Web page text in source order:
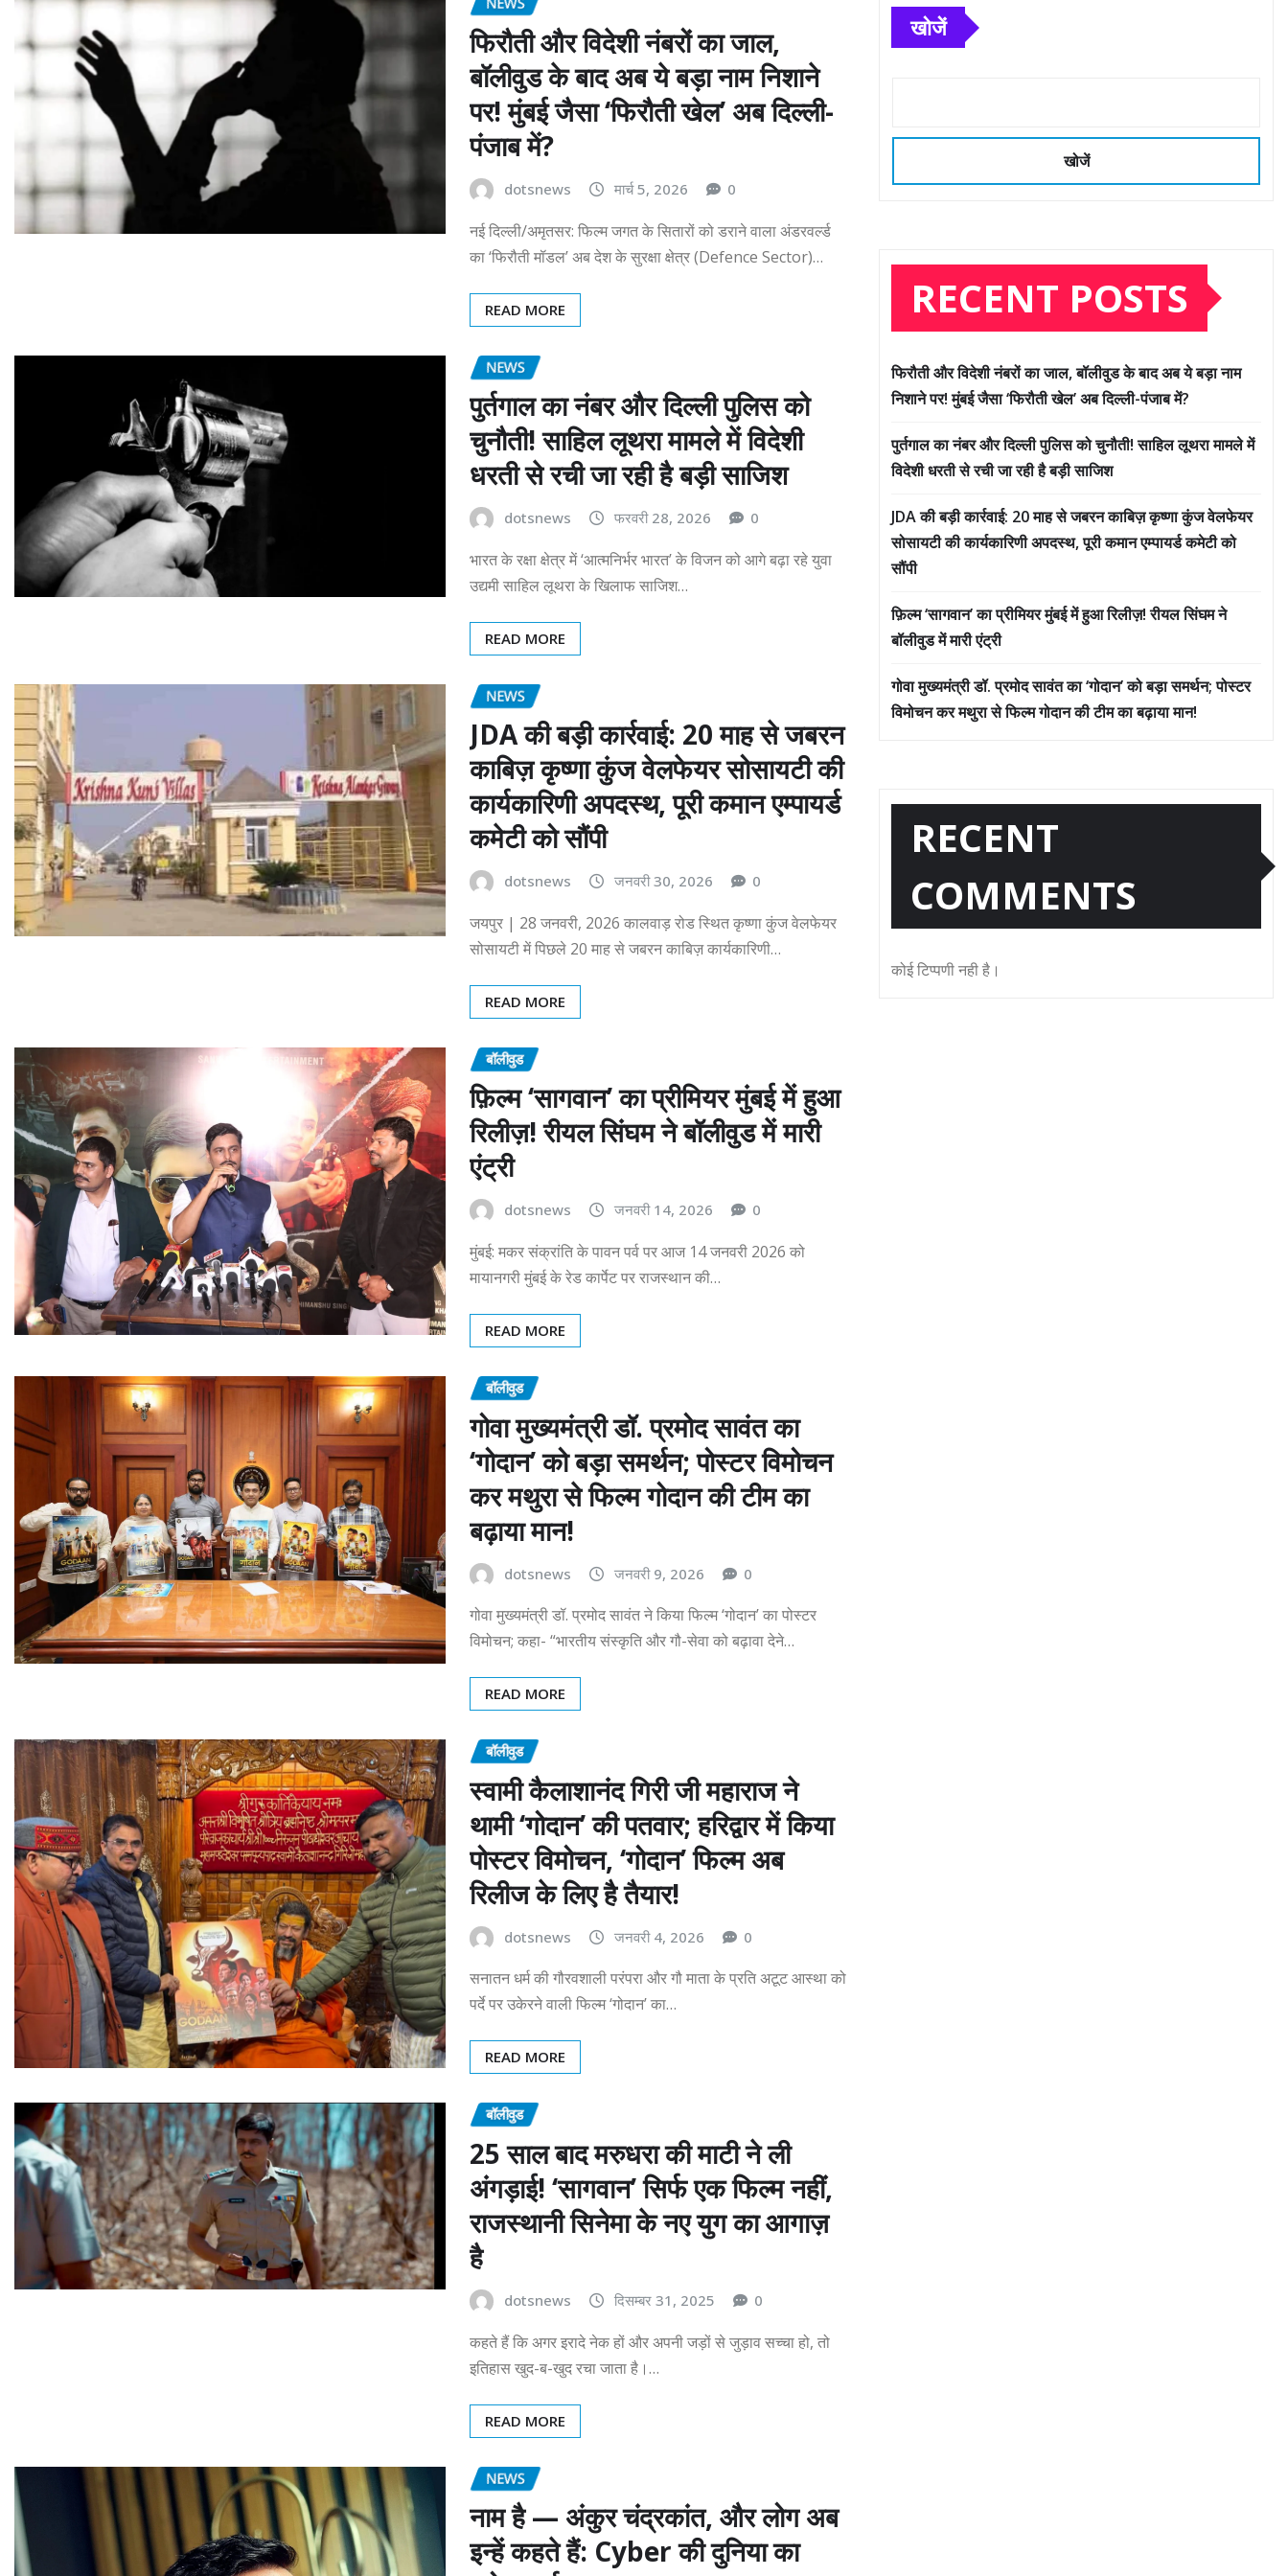
फिरौती और विदेशी नंबरों का जाल,
बॉलीवुड के बाद अब ये बड़ा नाम निशाने
पर! मुंबई जैसा ‘फिरौती खेल’ अब दिल्ली-
पंजाब में?
dotsnews मार्च 5, 2026 0
नई दिल्ली/अमृतसर: फिल्म जगत के सितारों को डराने वाला अंडरवर्ल्ड
का ‘फिरौती मॉडल’ अब देश के सुरक्षा क्षेत्र (Defence Sector)…
READ MORE
NEWS
पुर्तगाल का नंबर और दिल्ली पुलिस को
चुनौती! साहिल लूथरा मामले में विदेशी
धरती से रची जा रही है बड़ी साजिश
dotsnews फरवरी 28, 2026 0
भारत के रक्षा क्षेत्र में ‘आत्मनिर्भर भारत’ के विजन को आगे बढ़ा रहे युवा
उद्यमी साहिल लूथरा के खिलाफ साजिश…
READ MORE
NEWS
JDA की बड़ी कार्रवाई: 20 माह से जबरन
काबिज़ कृष्णा कुंज वेलफेयर सोसायटी की
कार्यकारिणी अपदस्थ, पूरी कमान एम्पायर्ड
कमेटी को सौंपी
dotsnews जनवरी 30, 2026 0
जयपुर | 28 जनवरी, 2026 कालवाड़ रोड स्थित कृष्णा कुंज वेलफेयर
सोसायटी में पिछले 20 माह से जबरन काबिज़ कार्यकारिणी…
READ MORE
बॉलीवुड
फ़िल्म ‘सागवान’ का प्रीमियर मुंबई में हुआ
रिलीज़! रीयल सिंघम ने बॉलीवुड में मारी
एंट्री
dotsnews जनवरी 14, 2026 0
मुंबई: मकर संक्रांति के पावन पर्व पर आज 14 जनवरी 2026 को
मायानगरी मुंबई के रेड कार्पेट पर राजस्थान की…
READ MORE
बॉलीवुड
गोवा मुख्यमंत्री डॉ. प्रमोद सावंत का
‘गोदान’ को बड़ा समर्थन; पोस्टर विमोचन
कर मथुरा से फिल्म गोदान की टीम का
बढ़ाया मान!
dotsnews जनवरी 9, 2026 0
गोवा मुख्यमंत्री डॉ. प्रमोद सावंत ने किया फिल्म ‘गोदान’ का पोस्टर
विमोचन; कहा- “भारतीय संस्कृति और गौ-सेवा को बढ़ावा देने…
READ MORE
बॉलीवुड
स्वामी कैलाशानंद गिरी जी महाराज ने
थामी ‘गोदान’ की पतवार; हरिद्वार में किया
पोस्टर विमोचन, ‘गोदान’ फिल्म अब
रिलीज के लिए है तैयार!
dotsnews जनवरी 4, 2026 0
सनातन धर्म की गौरवशाली परंपरा और गौ माता के प्रति अटूट आस्था को
पर्दे पर उकेरने वाली फिल्म ‘गोदान’ का…
READ MORE
बॉलीवुड
25 साल बाद मरुधरा की माटी ने ली
अंगड़ाई! ‘सागवान’ सिर्फ एक फिल्म नहीं,
राजस्थानी सिनेमा के नए युग का आगाज़
है
dotsnews दिसम्बर 31, 2025 0
कहते हैं कि अगर इरादे नेक हों और अपनी जड़ों से जुड़ाव सच्चा हो, तो
इतिहास खुद-ब-खुद रचा जाता है।…
READ MORE
NEWS
नाम है — अंकुर चंद्रकांत, और लोग अब
इन्हें कहते हैं: Cyber की दुनिया का
खोजें
खोजें
RECENT POSTS
फिरौती और विदेशी नंबरों का जाल, बॉलीवुड के बाद अब ये बड़ा नाम
निशाने पर! मुंबई जैसा ‘फिरौती खेल’ अब दिल्ली-पंजाब में?
पुर्तगाल का नंबर और दिल्ली पुलिस को चुनौती! साहिल लूथरा मामले में
विदेशी धरती से रची जा रही है बड़ी साजिश
JDA की बड़ी कार्रवाई: 20 माह से जबरन काबिज़ कृष्णा कुंज वेलफेयर
सोसायटी की कार्यकारिणी अपदस्थ, पूरी कमान एम्पायर्ड कमेटी को
सौंपी
फ़िल्म ‘सागवान’ का प्रीमियर मुंबई में हुआ रिलीज़! रीयल सिंघम ने
बॉलीवुड में मारी एंट्री
गोवा मुख्यमंत्री डॉ. प्रमोद सावंत का ‘गोदान’ को बड़ा समर्थन; पोस्टर
विमोचन कर मथुरा से फिल्म गोदान की टीम का बढ़ाया मान!
RECENT
COMMENTS
कोई टिप्पणी नही है।